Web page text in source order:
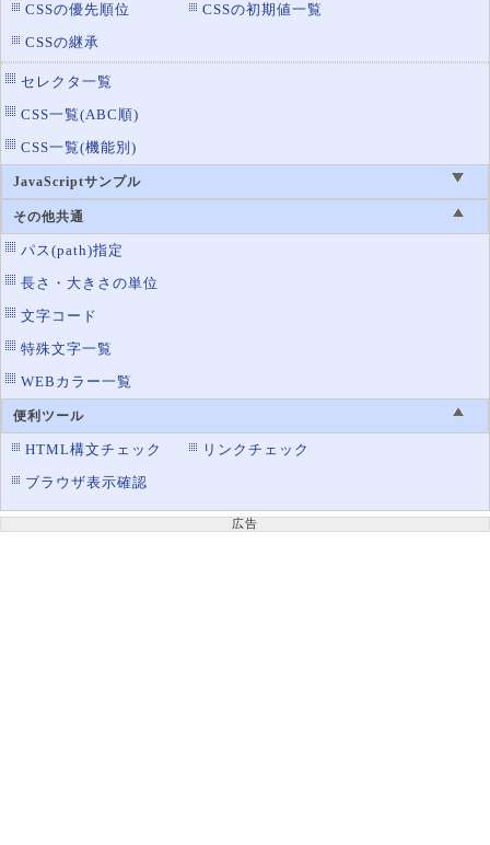
CSSの優先順位
CSSの初期値一覧
CSSの継承
セレクタ一覧
CSS一覧(ABC順)
CSS一覧(機能別)
JavaScriptサンプル
その他共通
パス(path)指定
長さ・大きさの単位
文字コード
特殊文字一覧
WEBカラー一覧
便利ツール
HTML構文チェック
リンクチェック
ブラウザ表示確認
広告